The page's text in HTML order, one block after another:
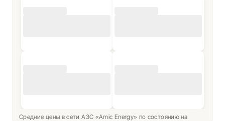
Средние цены в сети АЗС «Amic Energy» по состоянию на